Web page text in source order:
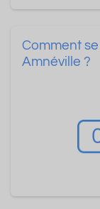
Comment
Amnéville ?